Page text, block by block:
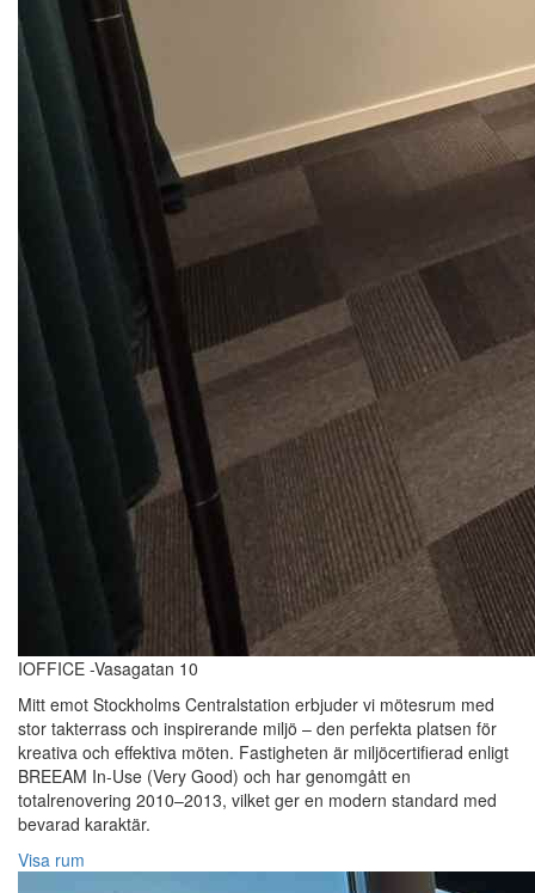
IOFFICE -Vasagatan 10
Mitt emot Stockholms Centralstation erbjuder vi mötesrum med
stor takterrass och inspirerande miljö – den perfekta platsen för
kreativa och effektiva möten. Fastigheten är miljöcertifierad enligt
BREEAM In-Use (Very Good) och har genomgått en
totalrenovering 2010–2013, vilket ger en modern standard med
bevarad karaktär.
Visa rum